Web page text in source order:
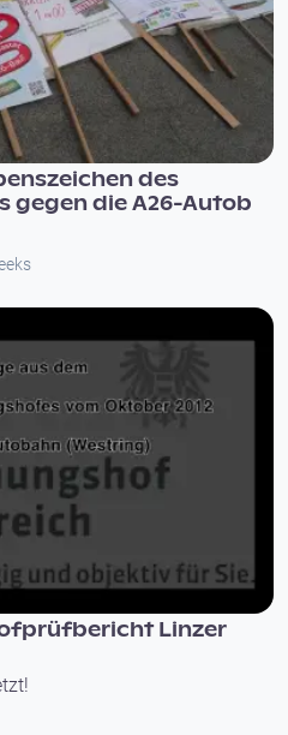
des
gegen die A26-Autob
Linzer